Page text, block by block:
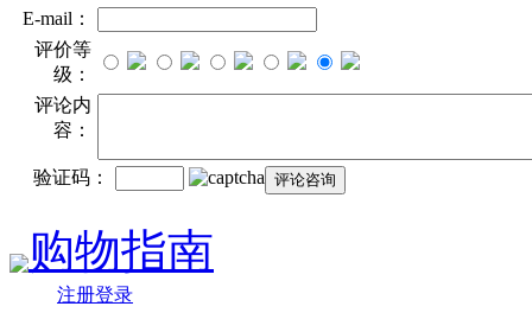
E-mail：
评价等
级：
评论内
容：
验证码：
购物指南
注册登录